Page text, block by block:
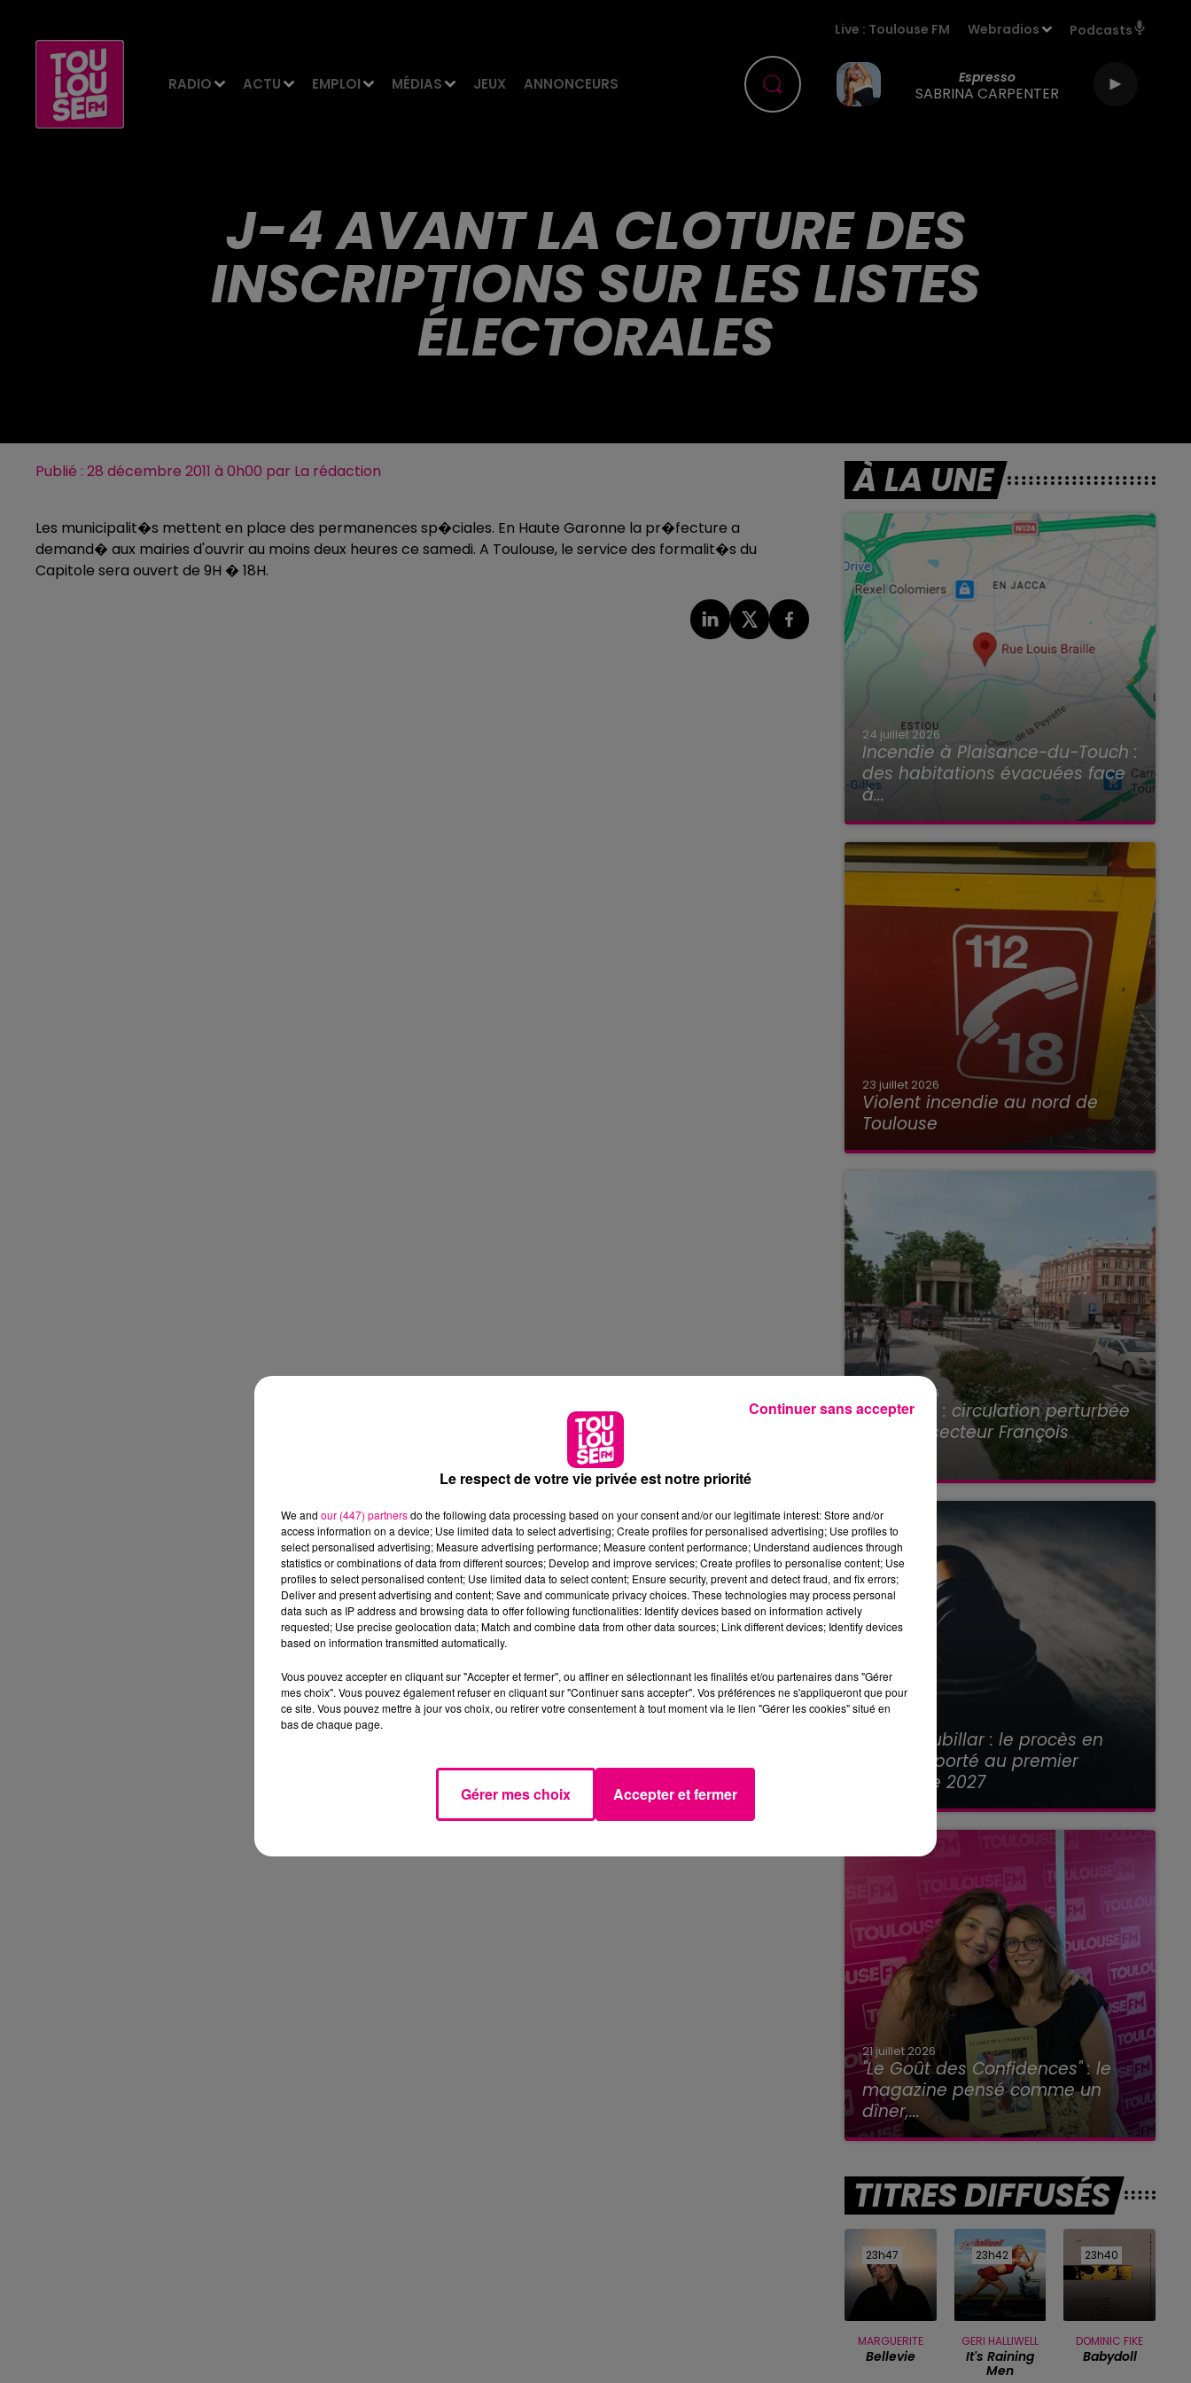
RADIO ACTU EMPLOI MÉDIAS JEUX ANNONCEURS
Live : Toulouse FM Webradios Podcasts
Espresso
SABRINA CARPENTER
J-4 AVANT LA CLOTURE DES
INSCRIPTIONS SUR LES LISTES
ÉLECTORALES
Publié : 28 décembre 2011 à 0h00 par La rédaction
Les municipalit�s mettent en place des permanences sp�ciales. En Haute Garonne la pr�fecture a
demand� aux mairies d'ouvrir au moins deux heures ce samedi. A Toulouse, le service des formalit�s du
Capitole sera ouvert de 9H � 18H.
À LA UNE
24 juillet 2026
Incendie à Plaisance-du-Touch :
des habitations évacuées face
à...
23 juillet 2026
Violent incendie au nord de
Toulouse
22 juillet 2026
Toulouse : circulation perturbée
dans le secteur François
Affaire Jubillar : le procès en
appel reporté au premier
semestre 2027
21 juillet 2026
"Le Goût des Confidences" : le
magazine pensé comme un
dîner,...
TITRES DIFFUSÉS
23h47
23h47
MARGUERITE
Bellevie
23h42
23h42
GERI HALLIWELL
It's Raining
Men
23h40
23h40
DOMINIC FIKE
Babydoll
Le respect de votre vie privée est notre priorité
We and our (447) partnersdo the following data processing based on your consent and/or our legitimate interest: Store and/or
access information on a device; Use limited data to select advertising; Create profiles for personalised advertising; Use profiles to
select personalised advertising; Measure advertising performance; Measure content performance; Understand audiences through
statistics or combinations of data from different sources; Develop and improve services; Create profiles to personalise content; Use
profiles to select personalised content; Use limited data to select content; Ensure security, prevent and detect fraud, and fix errors;
Deliver and present advertising and content; Save and communicate privacy choices. These technologies may process personal
data such as IP address and browsing data to offer following functionalities: Identify devices based on information actively
requested; Use precise geolocation data; Match and combine data from other data sources; Link different devices; Identify devices
based on information transmitted automatically.
Vous pouvez accepter en cliquant sur "Accepter et fermer", ou affiner en sélectionnant les finalités et/ou partenaires dans "Gérer
mes choix". Vous pouvez également refuser en cliquant sur "Continuer sans accepter". Vos préférences ne s'appliqueront que pour
ce site. Vous pouvez mettre à jour vos choix, ou retirer votre consentement à tout moment via le lien "Gérer les cookies" situé en
bas de chaque page.
Gérer mes choix Accepter et fermer
Continuer sans accepter